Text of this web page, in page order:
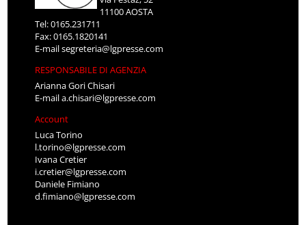
11100 AOSTA
Tel: 0165.231711
Fax: 0165.1820141
E-mailsegreteria@lgpresse.com
RESPONSABILE DI AGENZIA
Arianna Gori Chisari
E-maila.chisari@lgpresse.com
Account
Luca Torino
l.torino@lgpresse.com
Ivana Cretier
i.cretier@lgpresse.com
Daniele Fimiano
d.fimiano@lgpresse.com